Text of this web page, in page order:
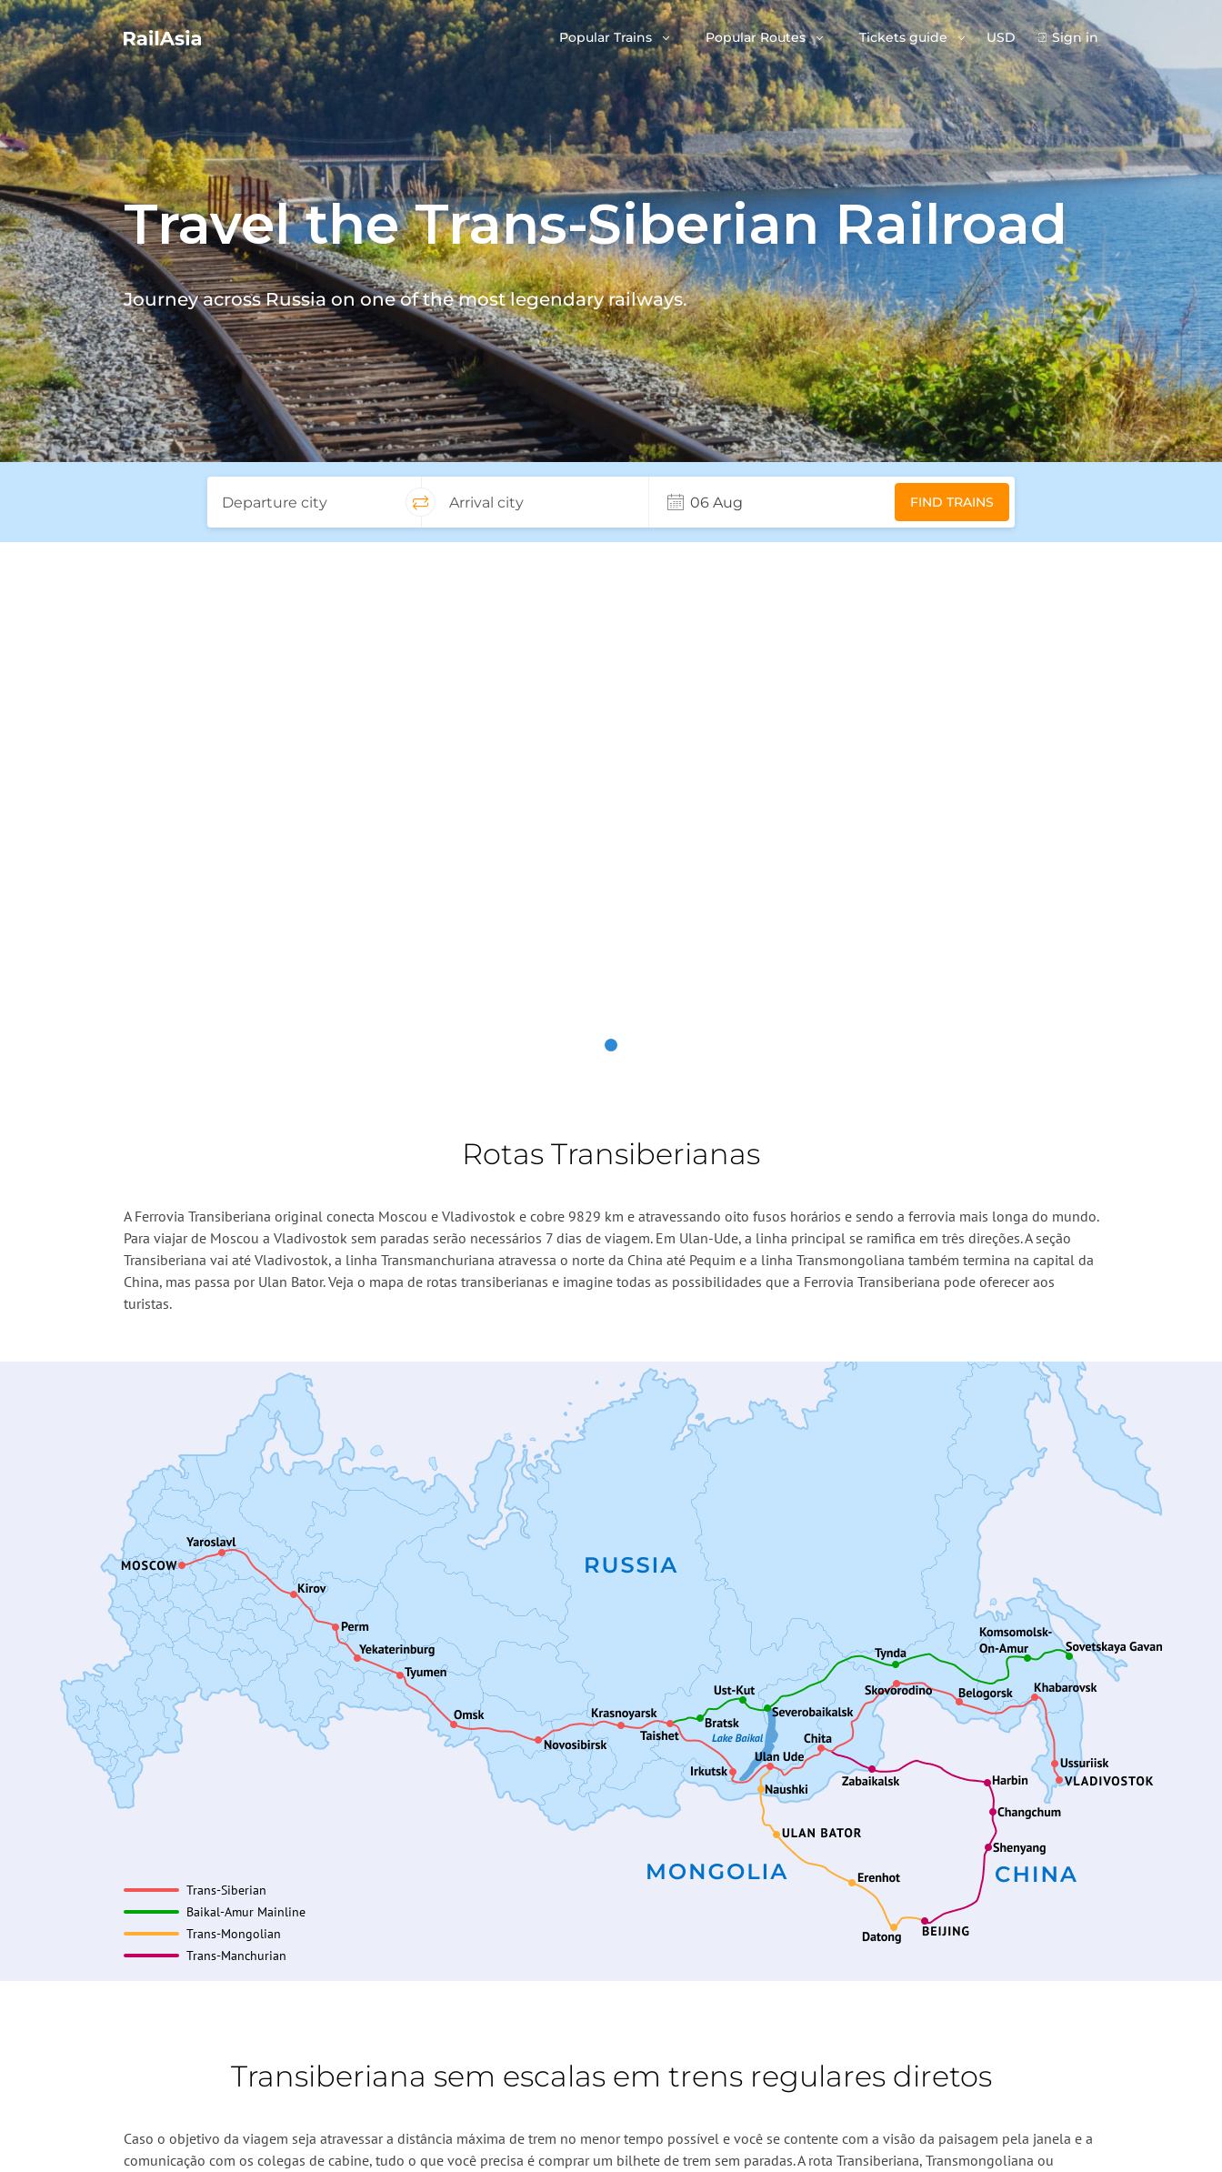
Popular Trains Popular Routes Tickets guide USD Sign in
Travel the Trans-Siberian Railroad
Journey across Russia on one of the most legendary railways.
FIND TRAINS
Rotas Transiberianas
A Ferrovia Transiberiana original conecta Moscou e Vladivostok e cobre 9829 km e atravessando oito fusos horários e sendo a ferrovia mais longa do mundo.
Para viajar de Moscou a Vladivostok sem paradas serão necessários 7 dias de viagem. Em Ulan-Ude, a linha principal se ramifica em três direções. A seção
Transiberiana vai até Vladivostok, a linha Transmanchuriana atravessa o norte da China até Pequim e a linha Transmongoliana também termina na capital da
China, mas passa por Ulan Bator. Veja o mapa de rotas transiberianas e imagine todas as possibilidades que a Ferrovia Transiberiana pode oferecer aos
turistas.
Trans-Siberian
Baikal-Amur Mainline
Trans-Mongolian
Trans-Manchurian
Transiberiana sem escalas em trens regulares diretos
Caso o objetivo da viagem seja atravessar a distância máxima de trem no menor tempo possível e você se contente com a visão da paisagem pela janela e a
comunicação com os colegas de cabine, tudo o que você precisa é comprar um bilhete de trem sem paradas. A rota Transiberiana, Transmongoliana ou